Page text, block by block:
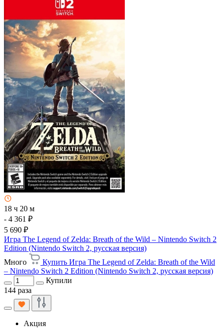
18 ч 20 м
- 4 361 ₽
5 690 ₽
Игра The Legend of Zelda: Breath of the Wild – Nintendo Switch 2
Edition (Nintendo Switch 2, русская версия)
Много
Купить Игра The Legend of Zelda: Breath of the Wild
– Nintendo Switch 2 Edition (Nintendo Switch 2, русская версия)
Купили
144 раза
Акция